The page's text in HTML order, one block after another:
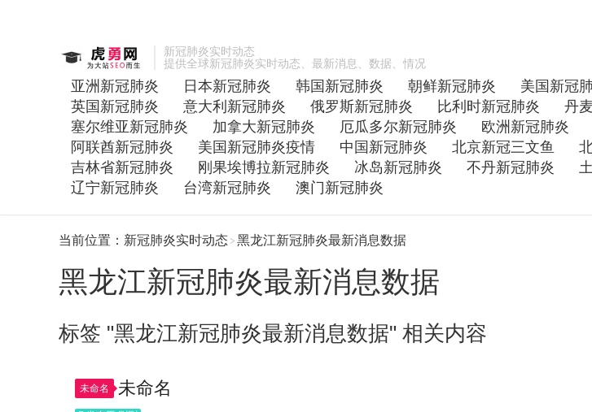
新冠肺炎实时动态
提供全球新冠肺炎实时动态、最新消息、数据、情况
亚洲新冠肺炎 日本新冠肺炎 韩国新冠肺炎 朝鲜新冠肺炎 美国新冠
英国新冠肺炎
意大利新冠肺炎 俄罗斯新冠肺炎 比利时新冠肺炎 丹
塞尔维亚新冠肺炎
加拿大新冠肺炎 厄瓜多尔新冠肺炎 欧洲新冠肺炎
阿联酋新冠肺炎
美国新冠肺炎疫情 中国新冠肺炎 北京新冠三文鱼
吉林省新冠肺炎
刚果埃博拉新冠肺炎 冰岛新冠肺炎 不丹新冠肺炎
辽宁新冠肺炎
台湾新冠肺炎 澳门新冠肺炎
当前位置： 新冠肺炎实时动态 > 黑龙江新冠肺炎最新消息数据
黑龙江新冠肺炎最新消息数据
标签 "黑龙江新冠肺炎最新消息数据" 相关内容
未命名 未命名